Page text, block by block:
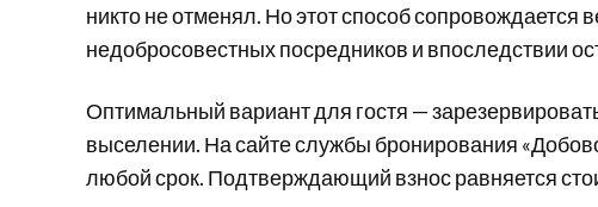
никто не отменял. Но этот способ сопровождается
недобросовестных посредников и впоследствии
Оптимальный вариант для гостя —
выселении. На сайте службы бронирования
любой срок. Подтверждающий взнос равняется